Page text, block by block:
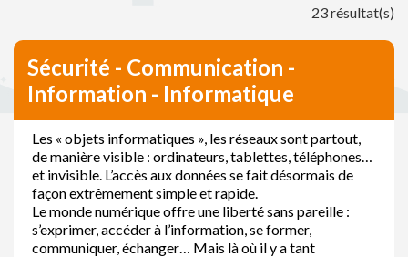
23 résultat(s)
Sécurité - Communication -
Information - Informatique
Les « objets informatiques », les réseaux sont partout,
de manière visible : ordinateurs, tablettes, téléphones…
et invisible. L’accès aux données se fait désormais de
façon extrêmement simple et rapide.
Le monde numérique offre une liberté sans pareille :
s’exprimer, accéder à l’information, se former,
communiquer, échanger… Mais là où il y a tant